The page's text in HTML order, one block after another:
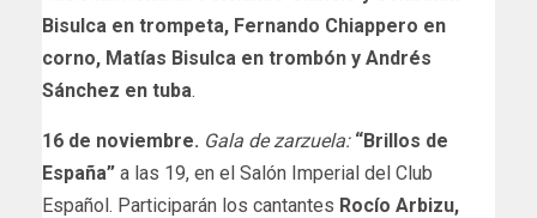
Bisulca en trompeta, Fernando Chiappero en
corno, Matías Bisulca en trombón y Andrés
Sánchez en tuba.
16 de noviembre. Gala de zarzuela:“Brillos de
España” a las 19, en el Salón Imperial del Club
Español. Participarán los cantantes Rocío Arbizu,